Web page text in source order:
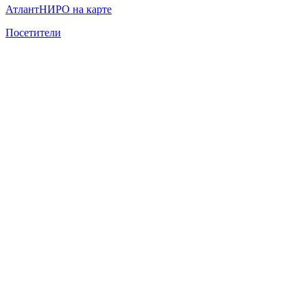
АтлантНИРО на карте
Посетители